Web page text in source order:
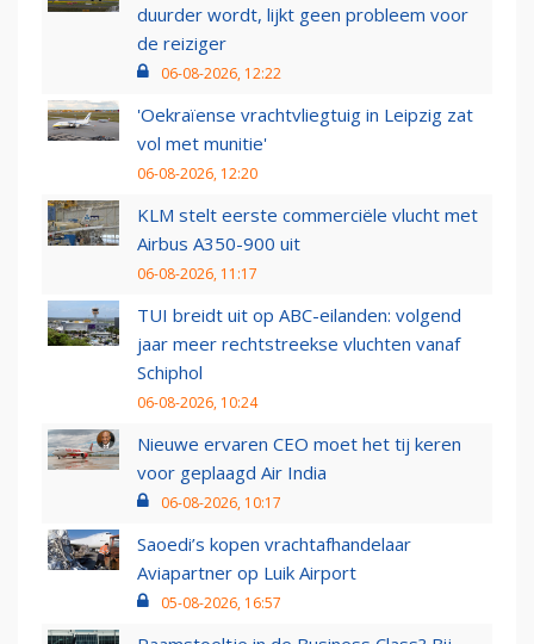
duurder wordt, lijkt geen probleem voor
de reiziger
06-08-2026, 12:22
'Oekraïense vrachtvliegtuig in Leipzig zat
vol met munitie'
06-08-2026, 12:20
KLM stelt eerste commerciële vlucht met
Airbus A350-900 uit
06-08-2026, 11:17
TUI breidt uit op ABC-eilanden: volgend
jaar meer rechtstreekse vluchten vanaf
Schiphol
06-08-2026, 10:24
Nieuwe ervaren CEO moet het tij keren
voor geplaagd Air India
06-08-2026, 10:17
Saoedi’s kopen vrachtafhandelaar
Aviapartner op Luik Airport
05-08-2026, 16:57